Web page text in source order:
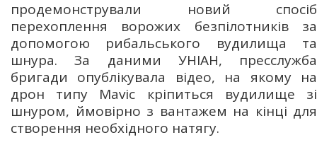
продемонстрували новий спосіб
перехоплення ворожих безпілотників за
допомогою рибальського вудилища та
шнура. За даними УНІАН, пресслужба
бригади опублікувала відео, на якому на
дрон типу Mavic кріпиться вудилище зі
шнуром, ймовірно з вантажем на кінці для
створення необхідного натягу.